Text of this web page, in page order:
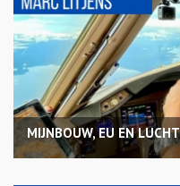
MIJNBOUW, EU EN